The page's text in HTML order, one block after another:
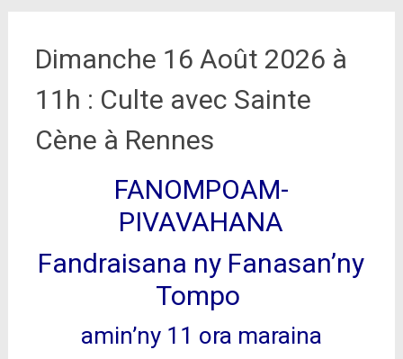
Dimanche 16 Août 2026 à
11h : Culte avec Sainte
Cène à Rennes
FANOMPOAM-
PIVAVAHANA
Fandraisana ny Fanasan’ny
Tompo
amin’ny 11 ora maraina